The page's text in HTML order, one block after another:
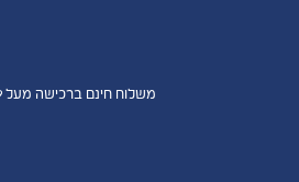
משלוח חינם ברכישה מעל 349 ש"ח